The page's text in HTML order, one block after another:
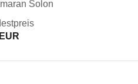
Solon